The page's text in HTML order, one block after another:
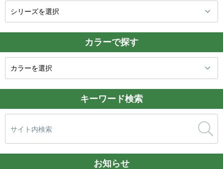
カラーで探す
キーワード検索
索:
お知らせ